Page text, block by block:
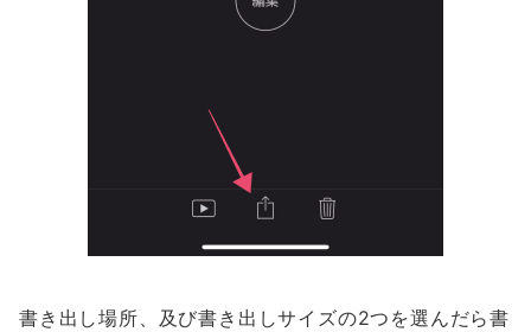
書き出し場所、及び書き出しサイズの2つを選んだら書